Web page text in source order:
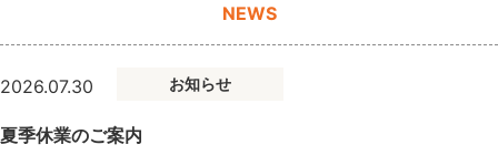
NEWS
2026.07.30 お知らせ
夏季休業のご案内